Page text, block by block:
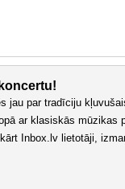
jau par tradīciju
ar klasiskās mūzikas
Inbox.lv lietotāji,